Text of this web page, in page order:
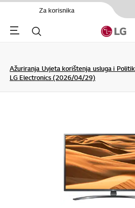
Za korisnika
Menu Pretraživanje
Ažuriranja Uvjeta korištenja usluga i
LG Electronics (2026/04/29)